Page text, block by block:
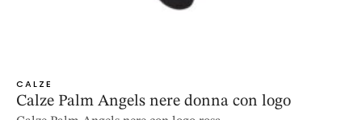
CALZE
Calze Palm Angels nere donna con logo